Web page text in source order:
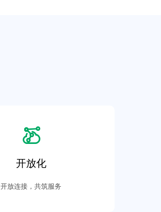
开放化
开放连接，共筑服务